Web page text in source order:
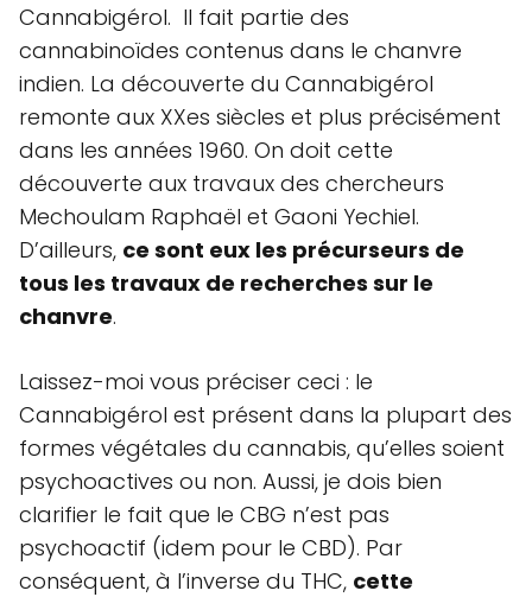
Cannabigérol. Il fait partie des
cannabinoïdes contenus dans le chanvre
indien. La découverte du Cannabigérol
remonte aux XXes siècles et plus précisément
dans les années 1960. On doit cette
découverte aux travaux des chercheurs
Mechoulam Raphaël et Gaoni Yechiel.
D’ailleurs, ce sont eux les précurseurs de
tous les travaux de recherches sur le
chanvre.
Laissez-moi vous préciser ceci : le
Cannabigérol est présent dans la plupart des
formes végétales du cannabis, qu’elles soient
psychoactives ou non. Aussi, je dois bien
clarifier le fait que le CBG n’est pas
psychoactif (idem pour le CBD). Par
conséquent, à l’inverse du THC, cette